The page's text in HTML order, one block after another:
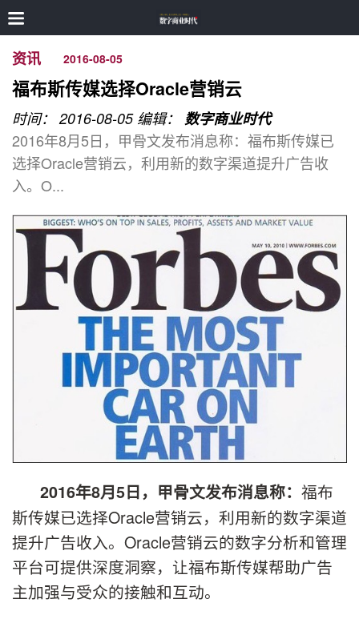
资讯 2016-08-05
福布斯传媒选择Oracle营销云
时间： 2016-08-05 编辑： 数字商业时代
2016年8月5日，甲骨文发布消息称：福布斯传媒已
选择Oracle营销云，利用新的数字渠道提升广告收
入。O...
2016年8月5日，甲骨文发布消息称： 福布
斯传媒已选择Oracle营销云，利用新的数字渠道
提升广告收入。Oracle营销云的数字分析和管理
平台可提供深度洞察，让福布斯传媒帮助广告
主加强与受众的接触和互动。